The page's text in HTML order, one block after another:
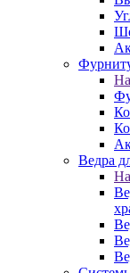
Ведра